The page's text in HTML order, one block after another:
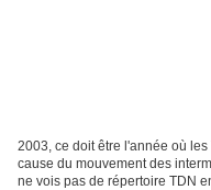
2003, ce doit être l'année où
cause du mouvement des
ne vois pas de répertoire TDN